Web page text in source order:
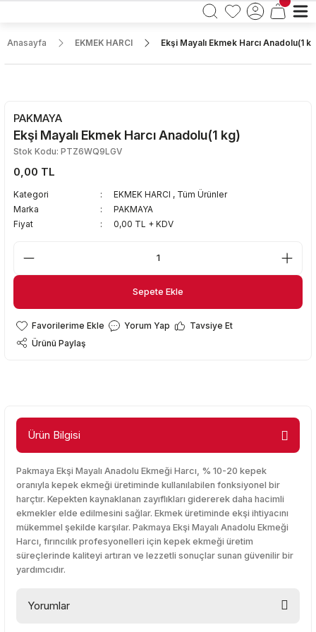
Anasayfa EKMEK HARCI Ekşi Mayalı Ekmek Harcı Anadolu(1
PAKMAYA
Ekşi Mayalı Ekmek Harcı Anadolu(1 kg)
Stok Kodu: PTZ6WQ9LGV
0,00 TL
Kategori EKMEK HARCI , Tüm Ürünler
Marka
PAKMAYA
Fiyat
0,00 TL + KDV
Sepete Ekle
Sepete Ekle
Yorum Yap
Tavsiye Et
Ürünü Paylaş
Ürün Bilgisi
Pakmaya Ekşi Mayalı Anadolu Ekmeği Harcı, % 10-20 kepek
oranıyla kepek ekmeği üretiminde kullanılabilen fonksiyonel bir
harçtır. Kepekten kaynaklanan zayıflıkları gidererek daha hacimli
ekmekler elde edilmesini sağlar. Ekmek üretiminde ekşi ihtiyacını
mükemmel şekilde karşılar. Pakmaya Ekşi Mayalı Anadolu Ekmeği
Harcı, fırıncılık profesyonelleri için kepek ekmeği üretim
süreçlerinde kaliteyi artıran ve lezzetli sonuçlar sunan güvenilir bir
yardımcıdır.
Yorumlar